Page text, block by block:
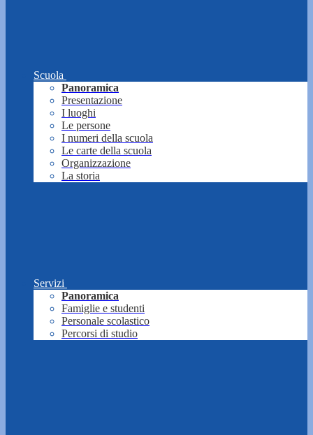
Scuola
Panoramica
Presentazione
I luoghi
Le persone
I numeri della scuola
Le carte della scuola
Organizzazione
La storia
Servizi
Panoramica
Famiglie e studenti
Personale scolastico
Percorsi di studio